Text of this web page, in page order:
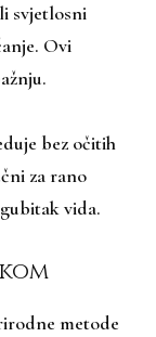
svjetlosni
Ovi
bez očitih
za rano
vida.
metode